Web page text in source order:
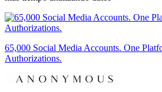
65,000 Social Media Accounts. One
Authorizations.